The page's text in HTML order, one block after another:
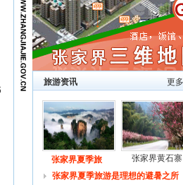
更
旅游资讯
张家界夏季旅
张家界黄石寨
张家界夏季旅游是理想的避暑之所